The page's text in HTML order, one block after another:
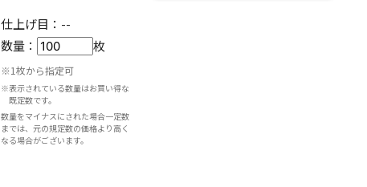
仕上げ目： --
数量：
枚
※1枚から指定可
※表示されている数量はお買い得な
既定数です。
数量をマイナスにされた場合一定数
までは、元の規定数の価格より高く
なる場合がございます。